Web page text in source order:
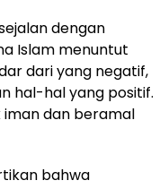
dengan
Islam menuntut
dari yang negatif,
hal-hal yang positif.
dan beramal
bahwa